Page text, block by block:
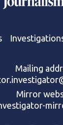
Mailing
Mirror